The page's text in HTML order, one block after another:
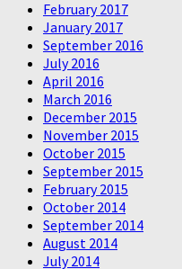
February 2017
January 2017
September 2016
July 2016
April 2016
March 2016
December 2015
November 2015
October 2015
September 2015
February 2015
October 2014
September 2014
August 2014
July 2014